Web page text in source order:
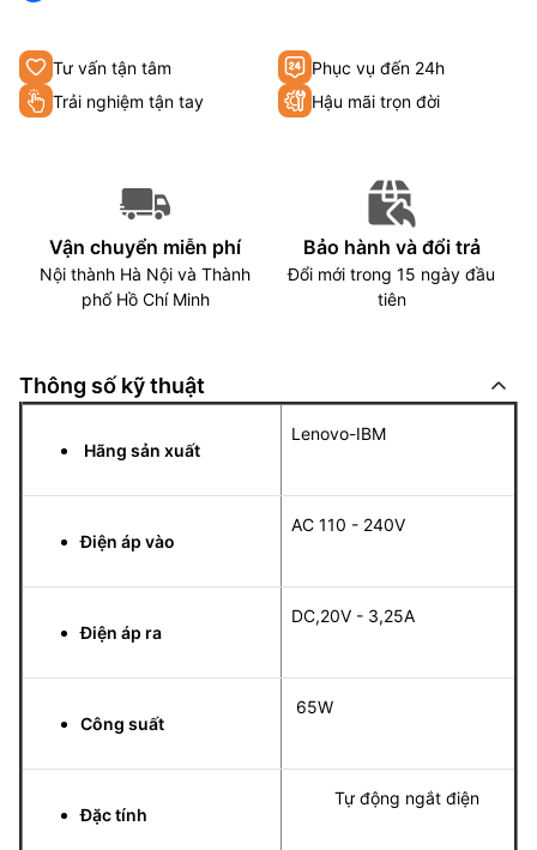
Tư vấn tận tâm
Phục vụ đến 24h
Trải nghiệm tận tay
Hậu mãi trọn đời
Vận chuyển miễn phí
Nội thành Hà Nội và Thành
phố Hồ Chí Minh
Bảo hành và đổi trả
Đổi mới trong 15 ngày đầu
tiên
Thông số kỹ thuật
Hãng sản xuất
Lenovo-IBM
Điện áp vào
AC 110 - 240V
Điện áp ra
DC,20V - 3,25A
Công suất
65W
Đặc tính
Tự động ngắt điện